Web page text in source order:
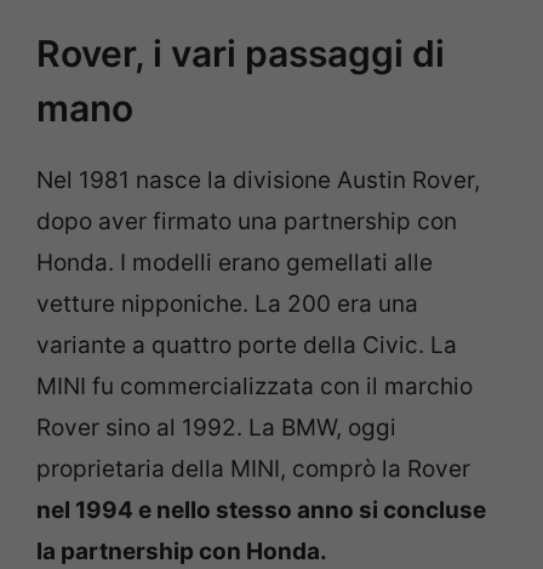
Rover, i vari passaggi di
mano
Nel 1981 nasce la divisione Austin Rover,
dopo aver firmato una partnership con
Honda. I modelli erano gemellati alle
vetture nipponiche. La 200 era una
variante a quattro porte della Civic. La
MINI fu commercializzata con il marchio
Rover sino al 1992. La BMW, oggi
proprietaria della MINI, comprò la Rover
nel 1994 e nello stesso anno si concluse
la partnership con Honda.